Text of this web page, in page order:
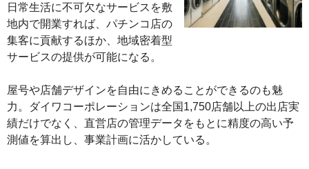
日常生活に不可欠なサービスを敷
地内で開業すれば、パチンコ店の
集客に貢献するほか、地域密着型
サービスの提供が可能になる。
屋号や店舗デザインを自由にきめることができるのも魅
力。ダイワコーポレーションは全国1,750店舗以上の出店実
績だけでなく、直営店の管理データをもとに精度の高い予
測値を算出し、事業計画に活かしている。